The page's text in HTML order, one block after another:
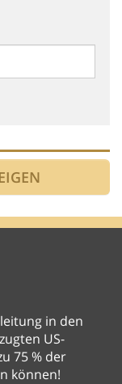
in den
US-
75 % der
können!